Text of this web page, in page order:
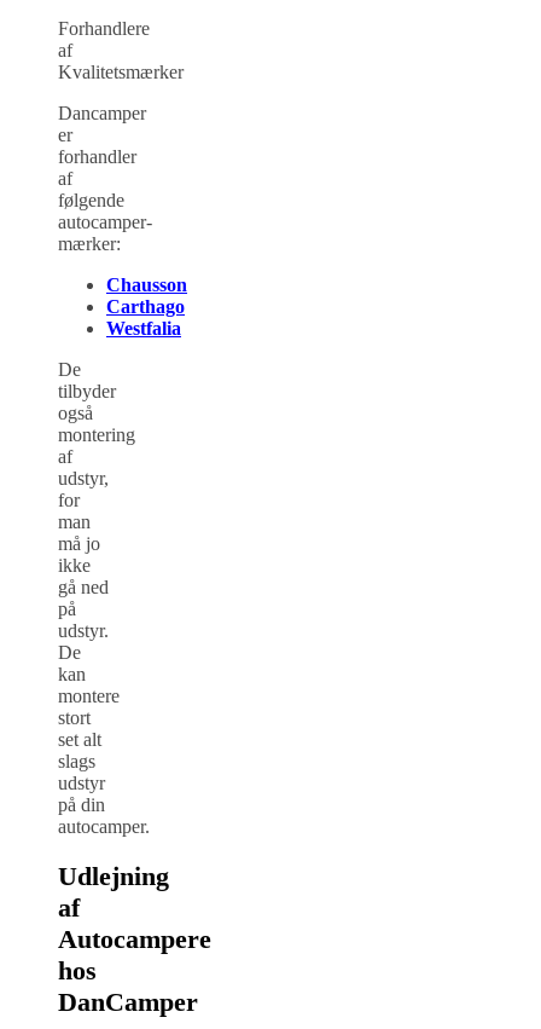
Forhandlere
af
Kvalitetsmærker
Dancamper
er
forhandler
af
følgende
autocamper-
mærker:
Chausson
Carthago
Westfalia
De
tilbyder
også
montering
af
udstyr,
for
man
må jo
ikke
gå ned
på
udstyr.
De
kan
montere
stort
set alt
slags
udstyr
på din
autocamper.
Udlejning
af
Autocampere
hos
DanCamper